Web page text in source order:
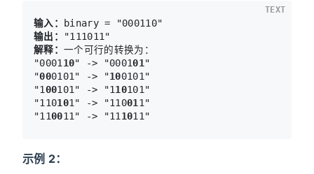
输入：
输出：
解释： 一个可行的转换为：
"0001 10" -> "000101 "
"000101" -> "100101"
"100101" -> "110101"
"110101" -> "11001 1"
"110011" -> "11 10
TEXT
示例 2：